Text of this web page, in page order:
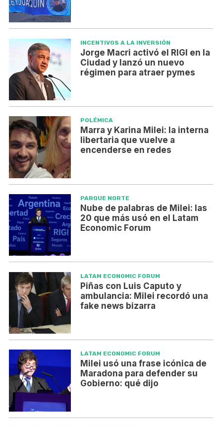
INCENTIVOS A LA INVERSIÓN
Jorge Macri activó el RIGI en la
Ciudad y lanzó un nuevo
régimen para atraer pymes
POLÉMICA
Marra y Karina Milei: la interna
libertaria que vuelve a
encenderse en redes
PARQUE NORTE
Nube de palabras de Milei: las
20 que más usó en el Latam
Economic Forum
LATAM ECONOMIC FORUM
Piñas con Luis Caputo y
ambulancia: Milei recordó una
fake news bizarra
LATAM ECONOMIC FORUM
Milei usó una frase icónica de
Maradona para defender su
Gobierno: qué dijo